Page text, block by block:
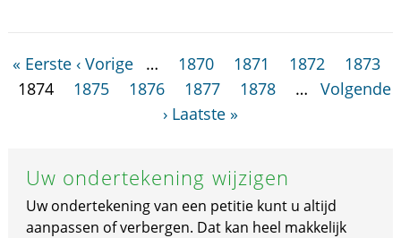
« Eerste ‹ Vorige … 1870 1871 1872
1873
1874
1875 1876 1877 1878 …
Volgende
› Laatste »
Uw ondertekening wijzigen
Uw ondertekening van een petitie kunt u altijd
aanpassen of verbergen. Dat kan heel makkelijk